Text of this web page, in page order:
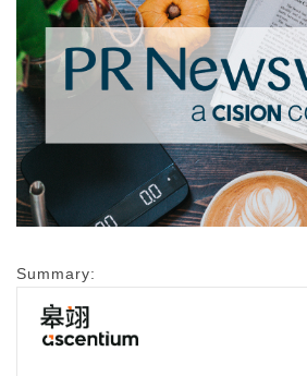
Summary: